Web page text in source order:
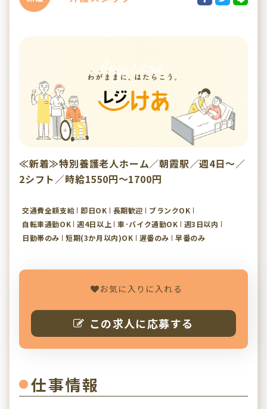
≪新着≫特別養護老人ホーム／朝霞駅／週4日～／
2シフト／時給1550円～1700円
交通費全額支給 即日OK 長期歓迎
ブランクOK
自転車通勤OK
週4日以上 車･バイク通勤OK
週3日以内
日勤帯のみ
短期(3か月以内)OK 遅番のみ 早番のみ
お気に入りに入れる
この求人に応募する
仕事情報